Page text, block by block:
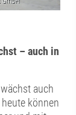
– auch in
auch
können